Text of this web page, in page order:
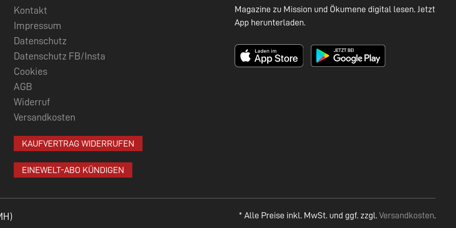
Kontakt
Impressum
Datenschutz
Datenschutz FB/Insta
Cookies
AGB
Widerruf
Versandkosten
KAUFVERTRAG WIDERRUFEN
EINEWELT-ABO KÜNDIGEN
Magazine zu Mission und Ökumene digital lesen. Jetzt
App herunterladen.
* Alle Preise inkl. MwSt. und ggf. zzgl. Versandkosten.